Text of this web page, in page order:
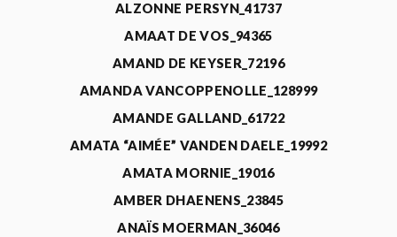
ALZONNE PERSYN_41737
AMAAT DE VOS_94365
AMAND DE KEYSER_72196
AMANDA VANCOPPENOLLE_128999
AMANDE GALLAND_61722
AMATA “AIMÉE” VANDEN DAELE_19992
AMATA MORNIE_19016
AMBER DHAENENS_23845
ANAÏS MOERMAN_36046